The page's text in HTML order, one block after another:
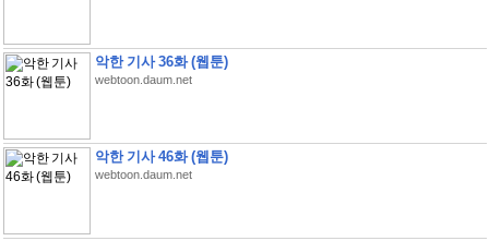
악한 기사 36화 (웹툰)
webtoon.daum.net
악한 기사 46화 (웹툰)
webtoon.daum.net